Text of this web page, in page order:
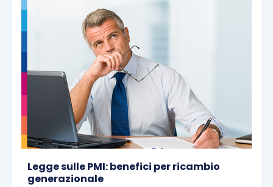
Legge sulle PMI: benefici per ricambio
generazionale